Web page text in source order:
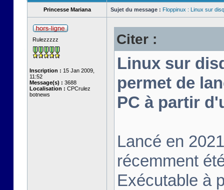
Princesse Mariana Sujet du message : Floppinux : Linux sur
Rulezzzzz
Inscription : 15 Jan 2009,
11:52
Message(s) : 3688
Localisation : CPCrulez
botnews
Citer :
Linux sur
permet de
PC à partir
Lancé en
récemment
Exécutable à